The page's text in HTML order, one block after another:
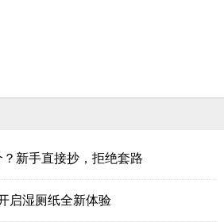
新手直接抄，拒绝套路
启湿厕纸全新体验